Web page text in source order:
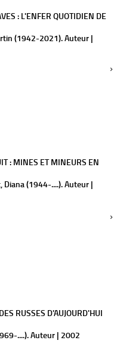
: L'ENFER QUOTIDIEN DE
(1942-2021). Auteur |
: MINES ET MINEURS EN
Diana (1944-....). Auteur |
RUSSES D'AUJOURD'HUI
....). Auteur | 2002